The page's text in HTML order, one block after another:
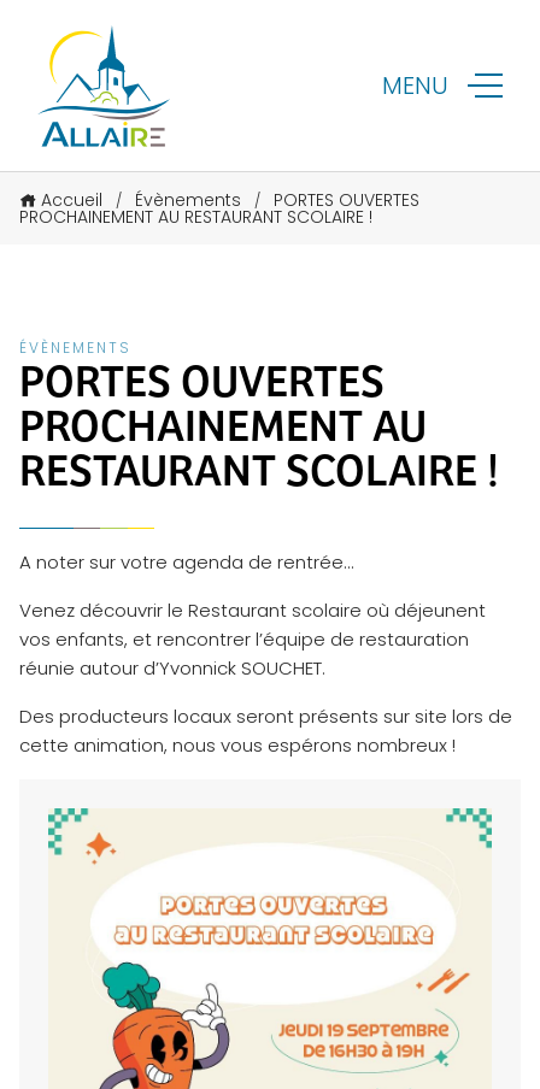
MENU
Accueil / Évènements / PORTES OUVERTES
PROCHAINEMENT AU RESTAURANT SCOLAIRE !
ÉVÈNEMENTS
PORTES OUVERTES
PROCHAINEMENT AU
RESTAURANT SCOLAIRE !
A noter sur votre agenda de rentrée…
Venez découvrir le Restaurant scolaire où déjeunent
vos enfants, et rencontrer l’équipe de restauration
réunie autour d’Yvonnick SOUCHET.
Des producteurs locaux seront présents sur site lors de
cette animation, nous vous espérons nombreux !